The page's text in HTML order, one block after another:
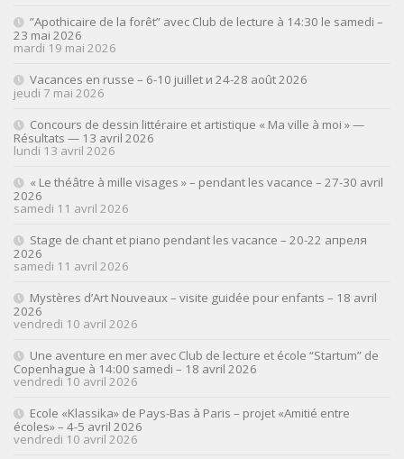
”Apothicaire de la forêt” avec Club de lecture à 14:30 le samedi –
23 mai 2026
mardi 19 mai 2026
Vacances en russe – 6-10 juillet и 24-28 août 2026
jeudi 7 mai 2026
Concours de dessin littéraire et artistique « Ma ville à moi » —
Résultats — 13 avril 2026
lundi 13 avril 2026
« Le théâtre à mille visages » – pendant les vacance – 27-30 avril
2026
samedi 11 avril 2026
Stage de chant et piano pendant les vacance – 20-22 апреля
2026
samedi 11 avril 2026
Mystères d’Art Nouveaux – visite guidée pour enfants – 18 avril
2026
vendredi 10 avril 2026
Une aventure en mer avec Club de lecture et école “Startum” de
Copenhague à 14:00 samedi – 18 avril 2026
vendredi 10 avril 2026
Ecole «Klassika» de Pays-Bas à Paris – projet «Amitié entre
écoles» – 4-5 avril 2026
vendredi 10 avril 2026